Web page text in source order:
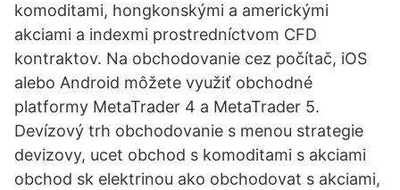
komoditami, hongkonskými a americkými
akciami a indexmi prostredníctvom CFD
kontraktov. Na obchodovanie cez počítač, iOS
alebo Android môžete využiť obchodné
platformy MetaTrader 4 a MetaTrader 5.
Devízový trh obchodovanie s menou strategie
devizovy, ucet obchod s komoditami s akciami
obchod sk elektrinou ako obchodovat s akciami,